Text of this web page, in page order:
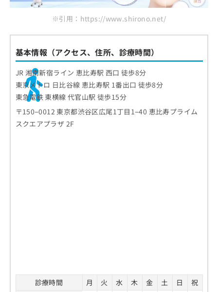
※引用：https://www.shirono.net/
基本情報（アクセス、住所、診療時間）
JR 湘南新宿ライン 恵比寿駅 西口 徒歩8分
東京メトロ 日比谷線 恵比寿駅 1番出口 徒歩8分
東急電鉄 東横線 代官山駅 徒歩15分
〒150−0012 東京都渋谷区広尾1丁目1−40 恵比寿プライム
スクエアプラザ 2F
診療時間 月 火 水 木 金 土 日
祝